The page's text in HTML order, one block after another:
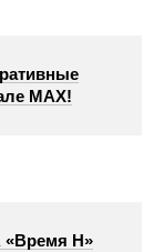
МАХ!
«Время Н»